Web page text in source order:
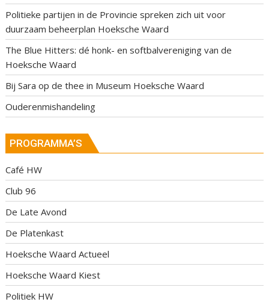
Politieke partijen in de Provincie spreken zich uit voor
duurzaam beheerplan Hoeksche Waard
The Blue Hitters: dé honk- en softbalvereniging van de
Hoeksche Waard
Bij Sara op de thee in Museum Hoeksche Waard
Ouderenmishandeling
PROGRAMMA’S
Café HW
Club 96
De Late Avond
De Platenkast
Hoeksche Waard Actueel
Hoeksche Waard Kiest
Politiek HW